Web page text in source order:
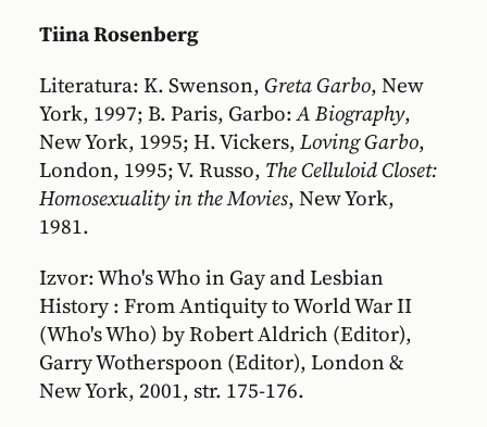
Tiina Rosenberg
Literatura: K. Swenson,Greta Garbo, New
York, 1997; B. Paris, Garbo:A Biography,
New York, 1995; H. Vickers,Loving Garbo,
London, 1995; V. Russo, The Celluloid Closet:
Homosexuality in the Movies, New York,
1981.
Izvor: Who's Who in Gay and Lesbian
History : From Antiquity to World War II
(Who's Who) by Robert Aldrich (Editor),
Garry Wotherspoon (Editor), London &
New York, 2001, str. 175-176.